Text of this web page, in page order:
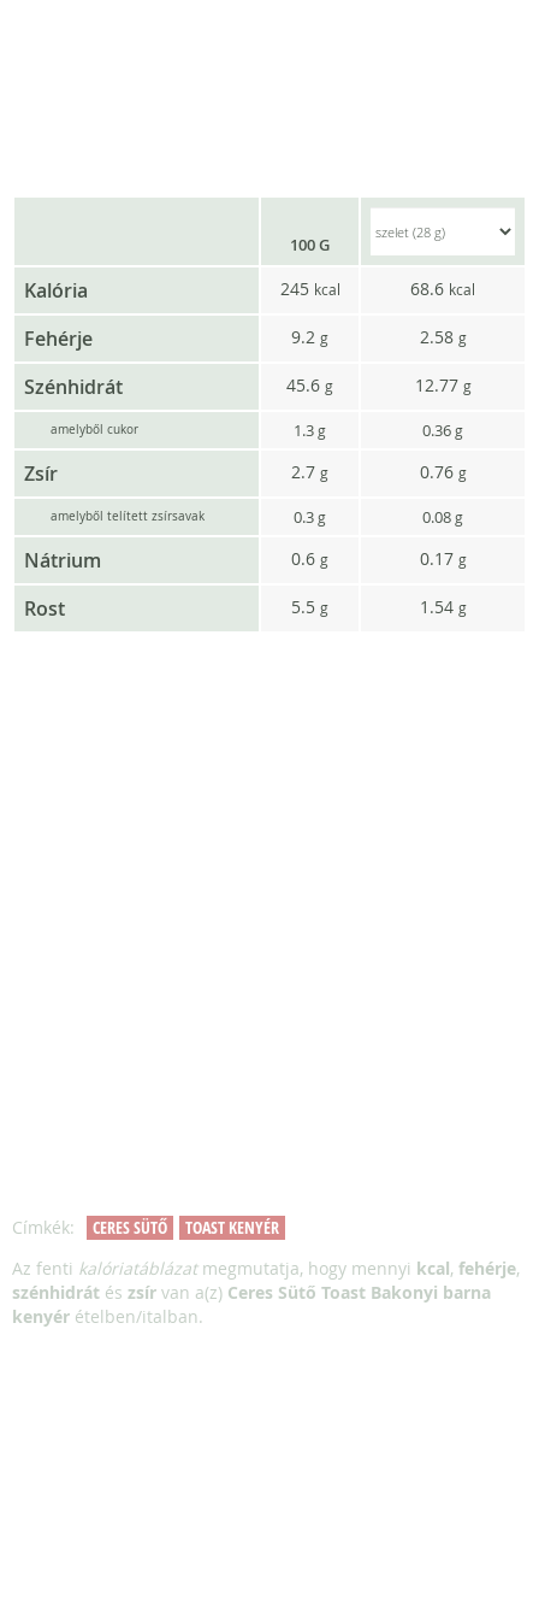
100 G
Kalória 245 kcal 68.6 kcal
Fehérje 9.2 g 2.58 g
Szénhidrát 45.6 g 12.77 g
amelyből cukor 1.3g 0.36g
Zsír 2.7 g 0.76 g
amelyből telített zsírsavak 0.3g 0.08g
Nátrium 0.6 g 0.17 g
Rost 5.5 g 1.54 g
Címkék: CERES SÜTŐ
TOAST KENYÉR
Az fenti kalóriatáblázatmegmutatja, hogy mennyi kcal, fehérje,
szénhidrát és zsír van a(z) Ceres Sütő Toast Bakonyi barna
kenyér ételben/italban.